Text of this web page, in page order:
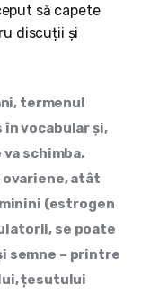
să capete
discuții și
termenul
în vocabular și,
schimba.
atât
(estrogen
se poate
semne – printre
țesutului